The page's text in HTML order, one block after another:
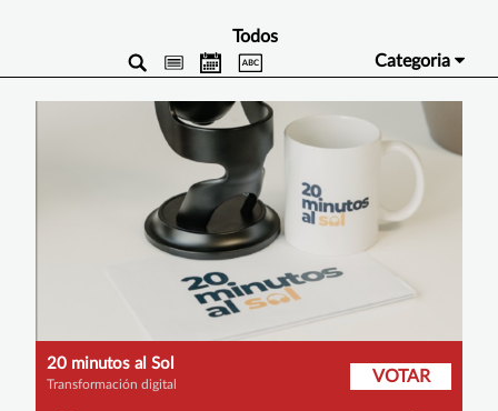
Todos
Categoria
20 minutos al Sol
Transformación digital VOTAR